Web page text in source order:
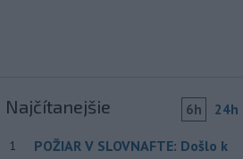
Najčítanejšie 6h 24h
1
POŽIAR V SLOVNAFTE: Došlo k